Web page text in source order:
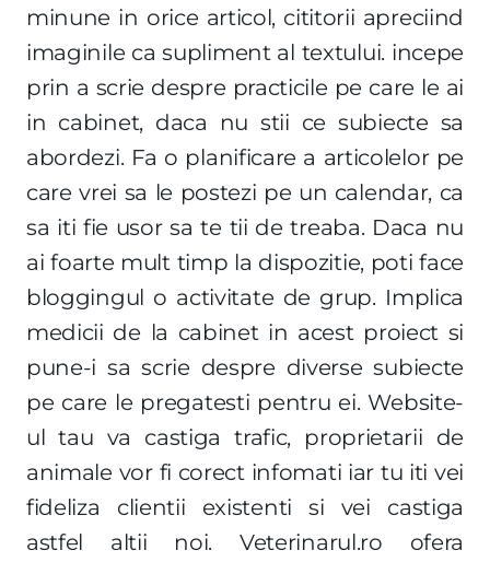
minune in orice articol, cititorii apreciind
imaginile ca supliment al textului. incepe
prin a scrie despre practicile pe care le ai
in cabinet, daca nu stii ce subiecte sa
abordezi. Fa o planificare a articolelor pe
care vrei sa le postezi pe un calendar, ca
sa iti fie usor sa te tii de treaba. Daca nu
ai foarte mult timp la dispozitie, poti face
bloggingul o activitate de grup. Implica
medicii de la cabinet in acest proiect si
pune-i sa scrie despre diverse subiecte
pe care le pregatesti pentru ei. Website-
ul tau va castiga trafic, proprietarii de
animale vor fi corect infomati iar tu iti vei
fideliza clientii existenti si vei castiga
astfel altii noi. Veterinarul.ro ofera